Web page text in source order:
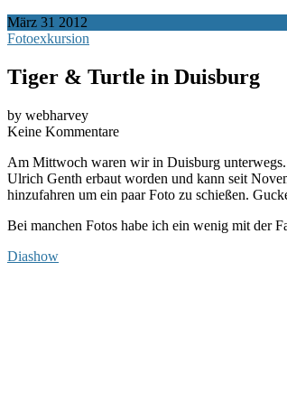
März 31 2012
Fotoexkursion
Tiger & Turtle in Duisburg
by webharvey
Keine Kommentare
Am Mittwoch waren wir in Duisburg
Ulrich Genth erbaut worden und kann seit
hinzufahren um ein paar Foto zu schießen.
Bei manchen Fotos habe ich ein wenig mit der
Diashow